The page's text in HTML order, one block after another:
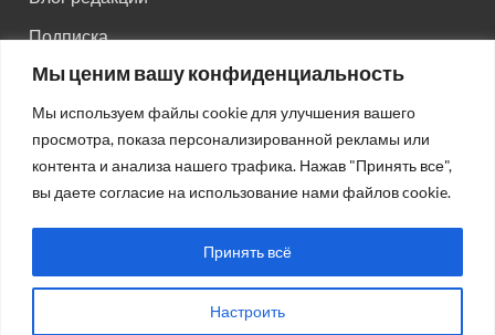
Мы ценим вашу конфиденциальность
Мы используем файлы cookie для улучшения вашего
просмотра, показа персонализированной рекламы или
контента и анализа нашего трафика. Нажав "Принять все",
вы даете согласие на использование нами файлов cookie.
Настроить
Принять всё
Подписка
Правила поведения на сайте
Реклама
Старый сайт
Старый HTML сайт